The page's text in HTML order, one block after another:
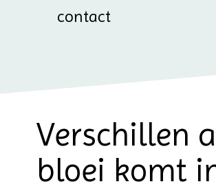
contact
Verschillen
bloei komt